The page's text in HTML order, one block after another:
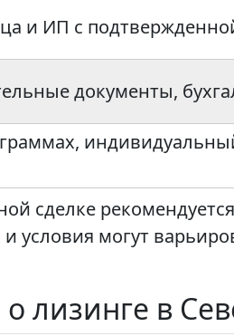
и ИП с
документы,
сделке
условия могут
лизинге в